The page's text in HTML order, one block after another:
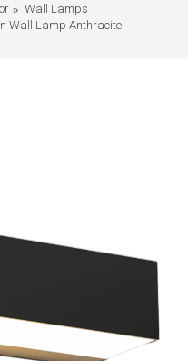
Wall Lamps
Wall Lamp Anthracite